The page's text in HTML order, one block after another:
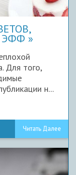
ЭФФ
Для того,
н...
Читать Далее